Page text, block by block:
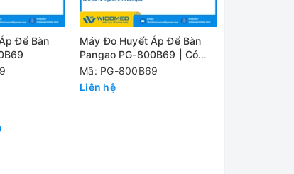
Để Bàn
Máy Đo Huyết Áp Để Bàn
Pangao PG-800B69 | Có
Máy In
Mã: PG-800B69
Liên hệ